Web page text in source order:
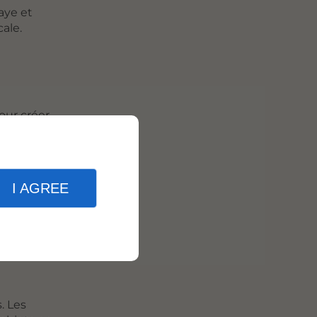
I AGREE
et
créer
culture
sont
Les